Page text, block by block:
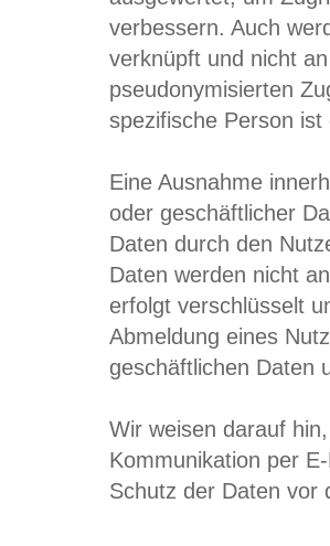
verbessern. Auch
verknüpft und nicht
pseudonymisierten
spezifische Person
Eine Ausnahme
oder geschäftlicher
Daten durch den
Daten werden nicht
erfolgt verschlüsselt
Abmeldung eines
geschäftlichen Daten
Wir weisen darauf
Kommunikation per
Schutz der Daten vor